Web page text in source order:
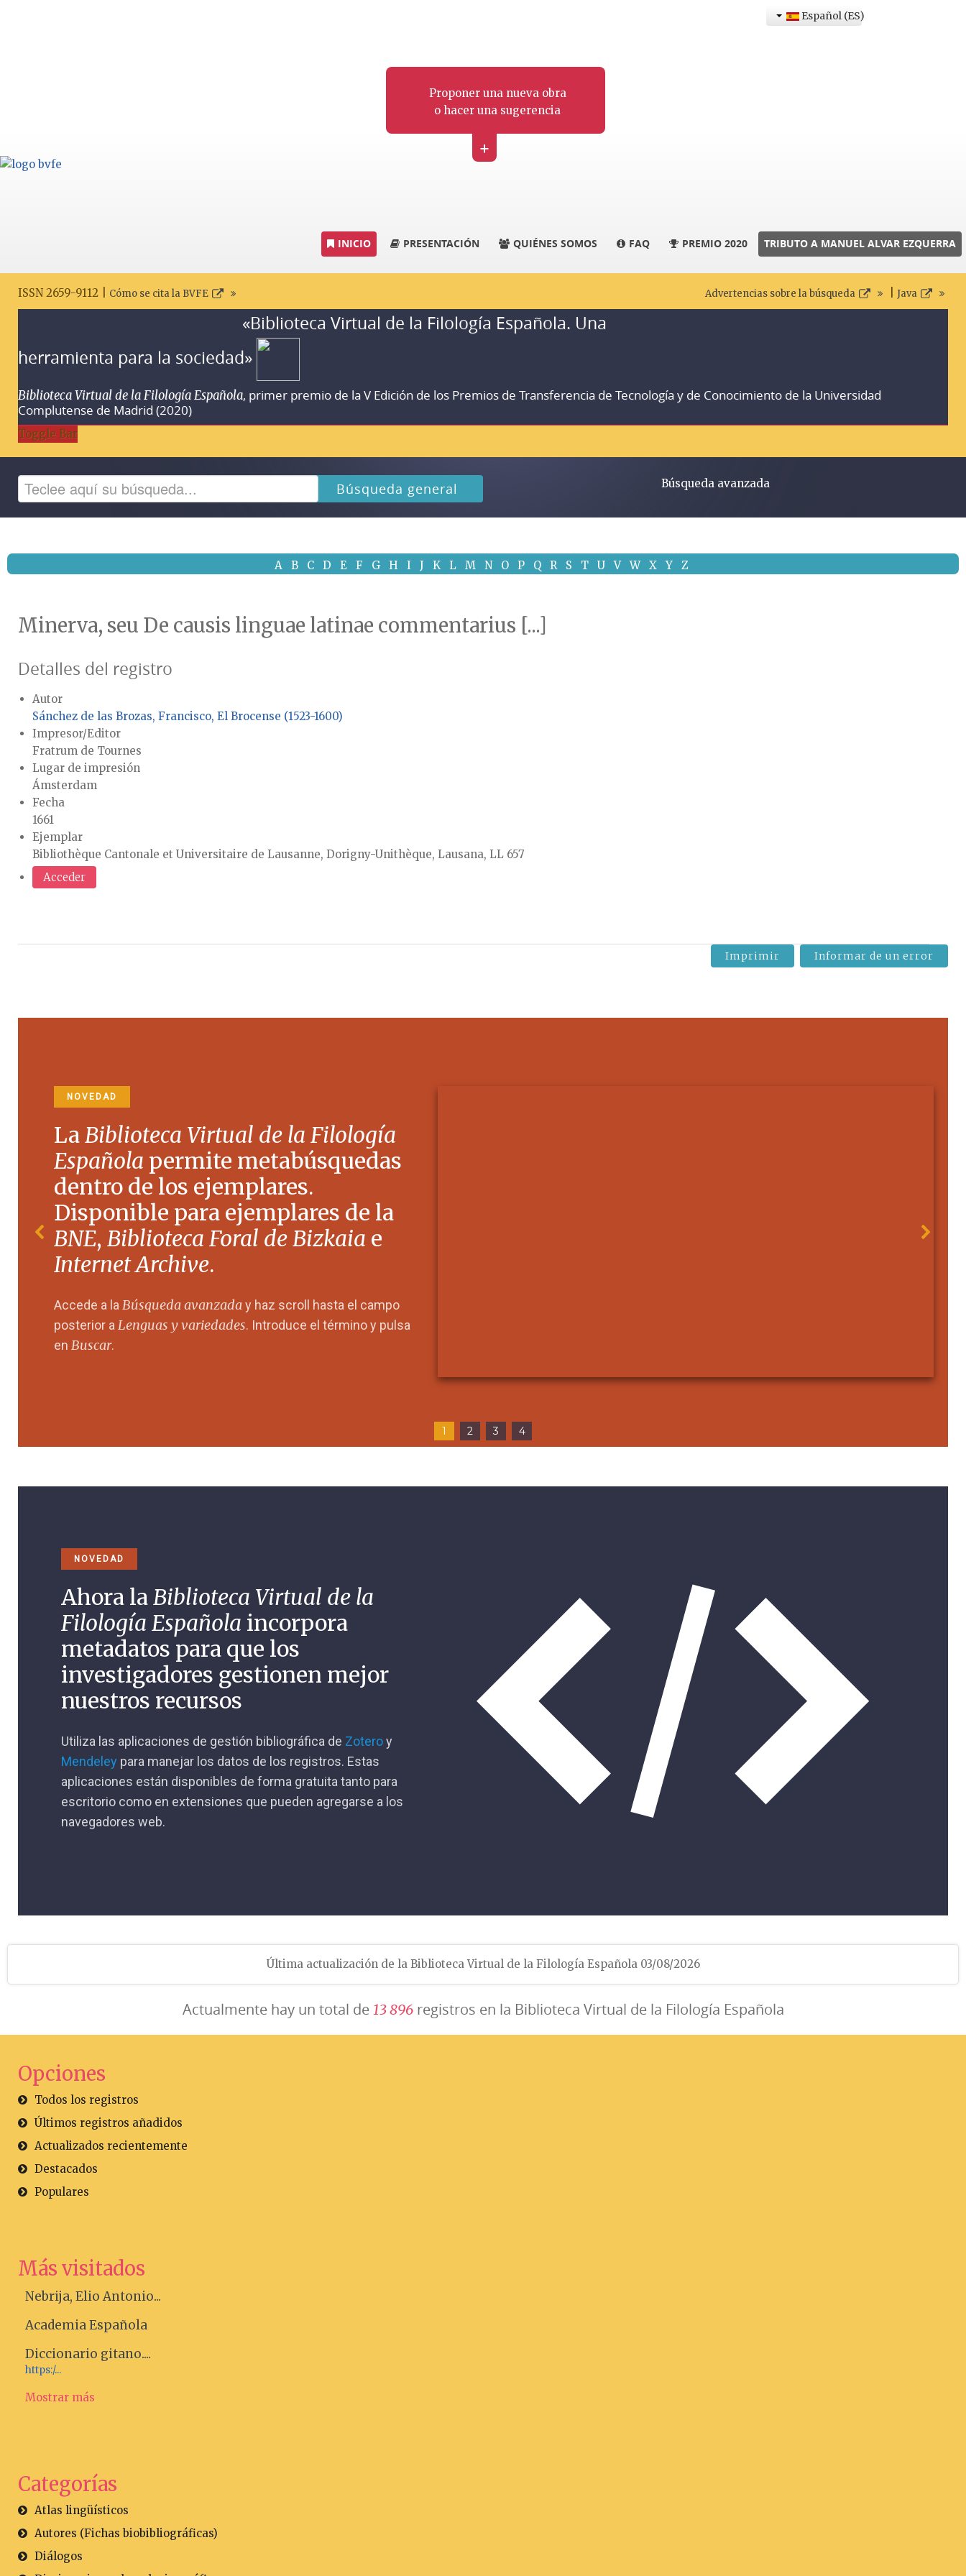
Proponer una nueva obra
o hacer una sugerencia
+
Español (ES)
INICIO PRESENTACIÓN QUIÉNES SOMOS FAQ PREMIO 2020 TRIBUTO A MANUEL ALVAR EZQUERRA
ISSN 2659-9112 | Cómo se cita la BVFE Advertencias sobre la búsqueda Java
«Biblioteca Virtual de la Filología Española. Una
herramienta para la sociedad»
Biblioteca Virtual de la Filología Española, primer premio de la V Edición de los Premios de Transferencia de Tecnología y de Conocimiento de la Universidad
Complutense de Madrid (2020)
Toggle Bar
Búsqueda general Búsqueda avanzada
A B C D E F G H I J K L M N O P Q R S T U V W X Y Z
Minerva, seu De causis linguae latinae commentarius [...]
Detalles del registro
Autor
Sánchez de las Brozas, Francisco, El Brocense (1523-1600)
Impresor/Editor
Fratrum de Tournes
Lugar de impresión
Ámsterdam
Fecha
1661
Ejemplar
Bibliothèque Cantonale et Universitaire de Lausanne, Dorigny-Unithèque, Lausana, LL 657
Acceder
Imprimir Informar de un error
NOVEDAD
LaBiblioteca Virtual de la Filología
Española permite metabúsquedas
dentro de los ejemplares.
Disponible para ejemplares de la
BNE, Biblioteca Foral de Bizkaia e
Internet Archive.
Accede a laBúsqueda avanzaday haz scroll hasta el campo
posterior aLenguas y variedades. Introduce el término y pulsa
en Buscar.
1 2 3 4
NOVEDAD
Ahora laBiblioteca Virtual de la
Filología Española incorpora
metadatos para que los
investigadores gestionen mejor
nuestros recursos
Utiliza las aplicaciones de gestión bibliográfica de Zoteroy
Mendeley para manejar los datos de los registros. Estas
aplicaciones están disponibles de forma gratuita tanto para
escritorio como en extensiones que pueden agregarse a los
navegadores web.
Última actualización de la Biblioteca Virtual de la Filología Española 03/08/2026
Actualmente hay un total de 13896registros en la Biblioteca Virtual de la Filología Española
Opciones
Todos los registros
Últimos registros añadidos
Actualizados recientemente
Destacados
Populares
Más visitados
Nebrija, Elio Antonio...
Academia Española
Diccionario gitano....
https:/...
Mostrar más
Categorías
Atlas lingüísticos
Autores (Fichas biobibliográficas)
Diálogos